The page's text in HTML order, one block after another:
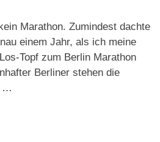
Marathon. Zumindest dachte
einem Jahr, als ich meine
Topf zum Berlin Marathon
Berliner stehen die
…